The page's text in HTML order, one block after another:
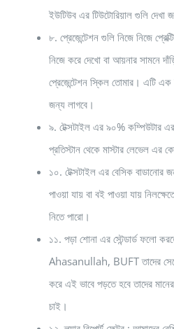
ইউটিউব এর টিউটোরিয়াল গুলি দেখা
৮. প্রেজেন্টেশন গুলি নিজে নিজে
নিজে করে দেখো বা আয়নার সামনে
প্রেজেন্টেশন স্কিল তোমার। এটি
জন্য লাগবে।
৯. টেক্সটাইল এর ৯০% কম্পিউটার
প্রতিস্টান থেকে মাস্টার লেভেল এর
১০. টেক্সটাইল এর বেসিক বাডানোর
পাওয়া যায় বা বই পাওয়া যায়
নিতে পারো।
১১. পড়া শোনা এর স্টেন্ডার্ড ফলো
Ahasanullah, BUFT তাদের
করে এই ভাবে পড়তে হবে তাদের
চাই।